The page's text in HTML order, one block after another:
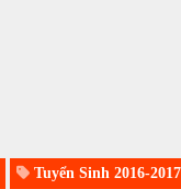
Tuyển Sinh 2016-2017